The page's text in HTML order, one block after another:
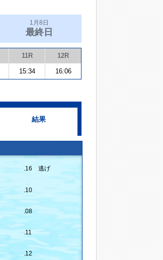
1月8日
最終日
11R 12R
15:34 16:06
結果
.16 逃げ
.10
.08
.11
.12